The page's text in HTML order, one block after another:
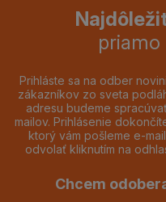
priamo
Prihláste sa na odber
zákazníkov zo sveta
adresu budeme
mailov. Prihlásenie
ktorý vám pošleme e-
odvolať kliknutím na
Chcem